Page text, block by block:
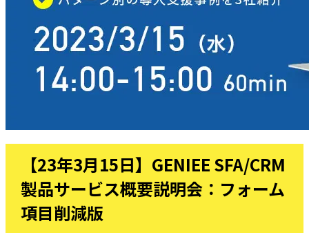
【23年3月15日】GENIEE SFA/CRM
製品サービス概要説明会：フォーム
項目削減版